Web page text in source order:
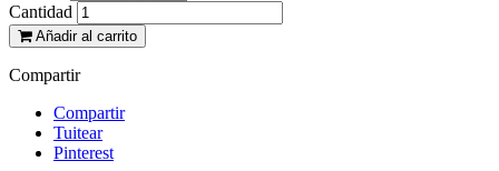
Cantidad
Añadir al carrito
Compartir
Compartir
Tuitear
Pinterest